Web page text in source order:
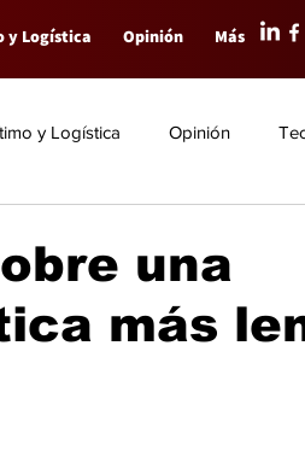
y Logística Opinión Más
y Logística Opinión
una
más